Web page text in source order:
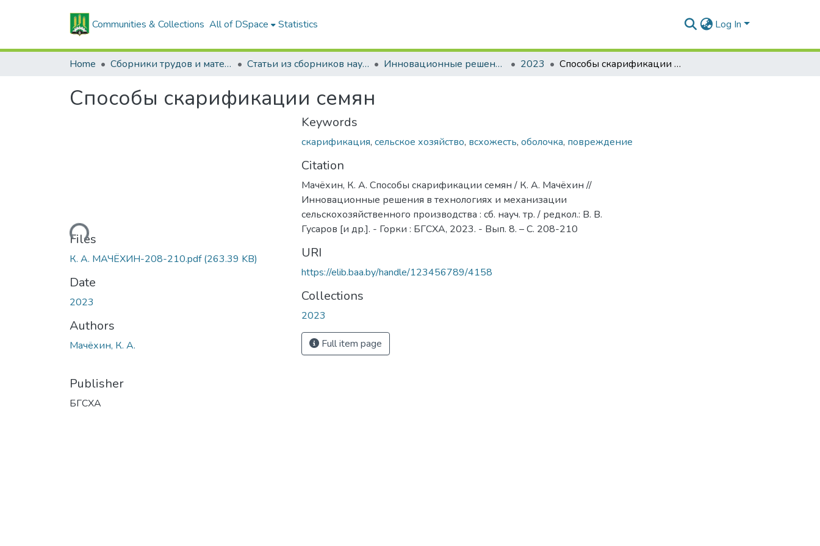
Communities & Collections All of DSpace Statistics Log In
Home Сборники трудов и материалов конференций Статьи из сборников научных трудов Инновационные решения в технологиях и механизации сельскохозяйственного производства 2023 Способы скарификации семян
Способы скарификации семян
Loading...
Files
К. А. МАЧЁХИН-208-210.pdf(263.39 KB)
Date
2023
Authors
Мачёхин, К. А.
Publisher
БГСХА
Keywords
скарификация, сельское хозяйство, всхожесть, оболочка, повреждение
Citation
Мачёхин, К. А. Способы скарификации семян / К. А. Мачёхин //
Инновационные решения в технологиях и механизации
сельскохозяйственного производства : сб. науч. тр. / редкол.: В. В.
Гусаров [и др.]. - Горки : БГСХА, 2023. - Вып. 8. – С. 208-210
URI
https://elib.baa.by/handle/123456789/4158
Collections
2023
Full item page